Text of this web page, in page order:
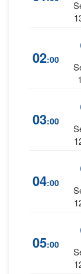
02:00
03:00
04:00
05:00